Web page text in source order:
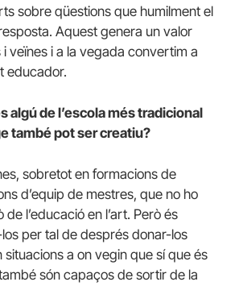
sobre qüestions que humilment el
Aquest genera un valor
veïnes i a la vegada convertim a
educador.
algú de l’escola més tradicional
també pot ser creatiu?
sobretot en formacions de
d’equip de mestres, que no ho
l’educació en l’art. Però és
per tal de després donar-los
situacions a on vegin que sí que és
són capaços de sortir de la